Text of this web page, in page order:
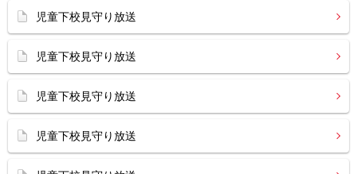
児童下校見守り放送
児童下校見守り放送
児童下校見守り放送
児童下校見守り放送